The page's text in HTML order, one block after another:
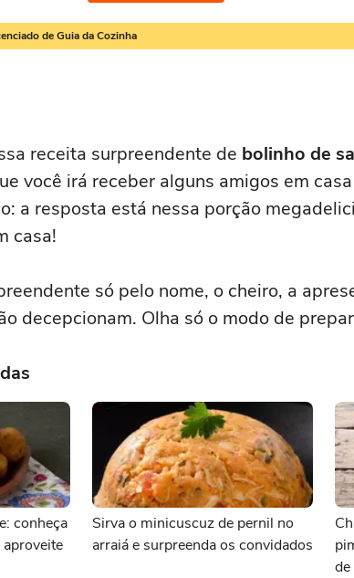
de Guia da Cozinha
receita surpreendente de bolinho de
você irá receber alguns amigos em
a resposta está nessa porção
casa!
só pelo nome, o cheiro, a
decepcionam. Olha só o modo de
conheça
Sirva o minicuscuz de pernil no
arraiá e surpreenda os convidados